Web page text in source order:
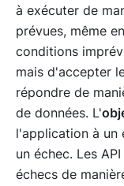
à exécuter de
prévues, même
conditions
mais d'accepter
répondre de
de données. L'
l'application à un
un échec. Les
échecs de